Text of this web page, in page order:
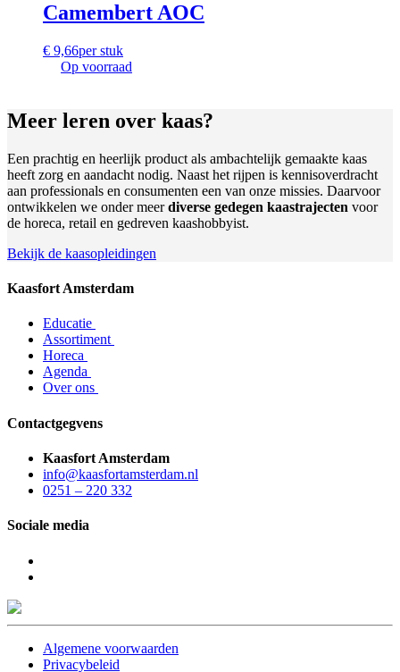
Camembert AOC
€ 9,66per stuk
Op voorraad
Meer leren over kaas?
Een prachtig en heerlijk product als ambachtelijk gemaakte kaas
heeft zorg en aandacht nodig. Naast het rijpen is kennisoverdracht
aan professionals en consumenten een van onze missies. Daarvoor
ontwikkelen we onder meerdiverse gedegen kaastrajecten voor
de horeca, retail en gedreven kaashobbyist.
Bekijk de kaasopleidingen
Kaasfort Amsterdam
Educatie
Assortiment
Horeca
Agenda
Over ons
Contactgegvens
Kaasfort Amsterdam
info@kaasfortamsterdam.nl
0251 – 220 332
Sociale media
Algemene voorwaarden
Privacybeleid